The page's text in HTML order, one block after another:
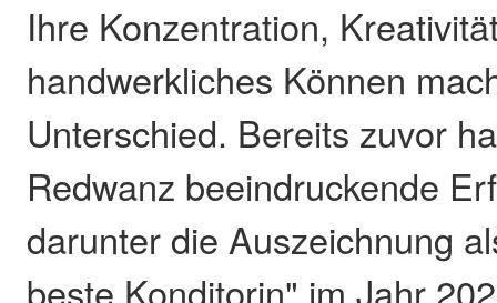
Ihre Konzentration,
handwerkliches Können
Unterschied. Bereits zuvor
Redwanz beeindruckende
darunter die Auszeichnung
beste Konditorin" im Jahr